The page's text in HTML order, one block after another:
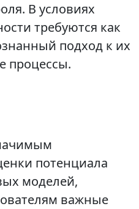
В условиях
требуются как
подход к их
процессы.
потенциала
моделей,
важные